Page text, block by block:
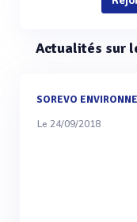
Actualités sur
SOREVO
Le 24/09/2018